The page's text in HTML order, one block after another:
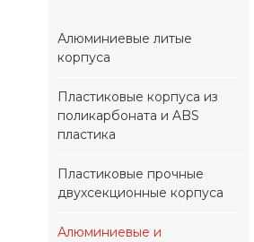
Алюминиевые литые
корпуса
Пластиковые корпуса из
поликарбоната и ABS
пластика
Пластиковые прочные
двухсекционные корпуса
Алюминиевые и